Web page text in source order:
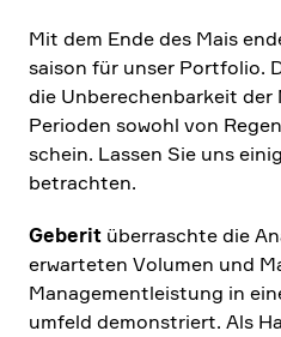
Mit dem Ende des Mais
saison für unser Portfolio.
die Unbere­chen­bar­keit der
Perioden sowohl von
schein. Lassen Sie uns
betrachten.
Geberit überraschte die
erwar­teten Volumen und
Manage­ment­lei­stung in
um­feld demon­striert. Als